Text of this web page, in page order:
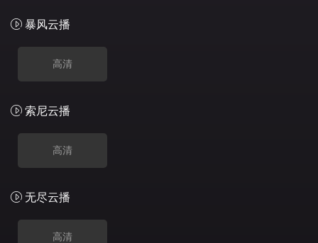
暴风云播
高清
索尼云播
高清
无尽云播
高清